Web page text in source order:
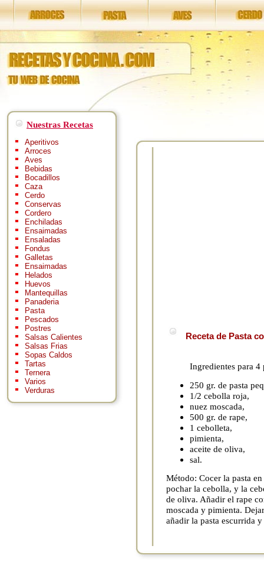
Nuestras Recetas
Aperitivos
Arroces
Aves
Bebidas
Bocadillos
Caza
Cerdo
Conservas
Cordero
Enchiladas
Ensaimadas
Ensaladas
Fondus
Galletas
Ensaimadas
Helados
Huevos
Mantequillas
Panaderia
Pasta
Pescados
Postres
Salsas Calientes
Salsas Frias
Sopas Caldos
Tartas
Ternera
Varios
Verduras
Receta de Pasta
Ingredientes para 4
250 gr. de pasta
1/2 cebolla roja,
nuez moscada,
500 gr. de rape,
1 cebolleta,
pimienta,
aceite de oliva,
sal.
Método: Cocer la pasta
pochar la cebolla, y la
de oliva. Añadir el rape
moscada y pimienta.
añadir la pasta escurrida